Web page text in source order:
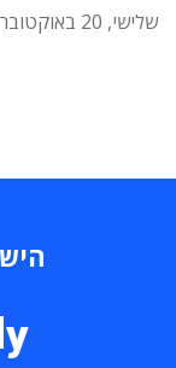
שלישי, 20 באוקטובר 2026